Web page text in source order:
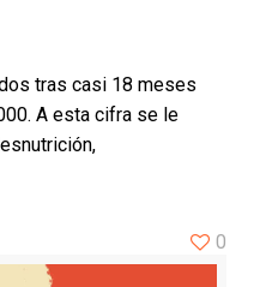
tras casi 18 meses
A esta cifra se le
0